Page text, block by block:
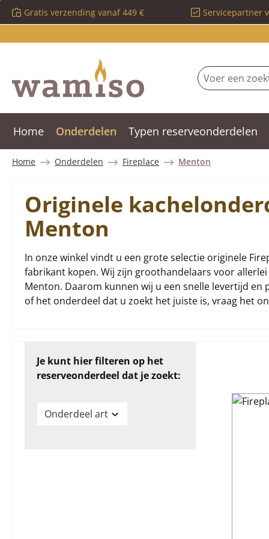
naar de hoofdinhoud
Ga naar de zoekopdracht
Ga naar de hoofdnavigatie
Gratis verzending vanaf 449 € Servicepartner
Home Onderdelen Typen reserveonderdelen
Home Onderdelen Fireplace Menton
Originele
Menton
In onze winkel vindt u een grote selectie originele
fabrikant kopen. Wij zijn groothandelaars voor
Menton. Daarom kunnen wij u een snelle levertijd
of het onderdeel dat u zoekt het juiste is, vraag het
Je kunt hier filteren op het
reserveonderdeel dat je zoekt:
Onderdeel art